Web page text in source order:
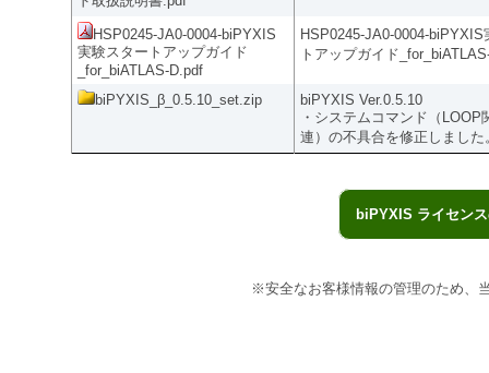
HSP0245-JA0-0004-biPYXIS
実験スタートアップガイド
_for_biATLAS-D.pdf
HSP0245-JA0-0004-biPYXIS
トアップガイド
biPYXIS_β_0.5.10_set.zip
biPYXIS Ver.0.5.10
・システムコマンド（LOOP
連）の不具合を修正しました
biPYXIS ライセン
※安全なお客様情報の管理のため、